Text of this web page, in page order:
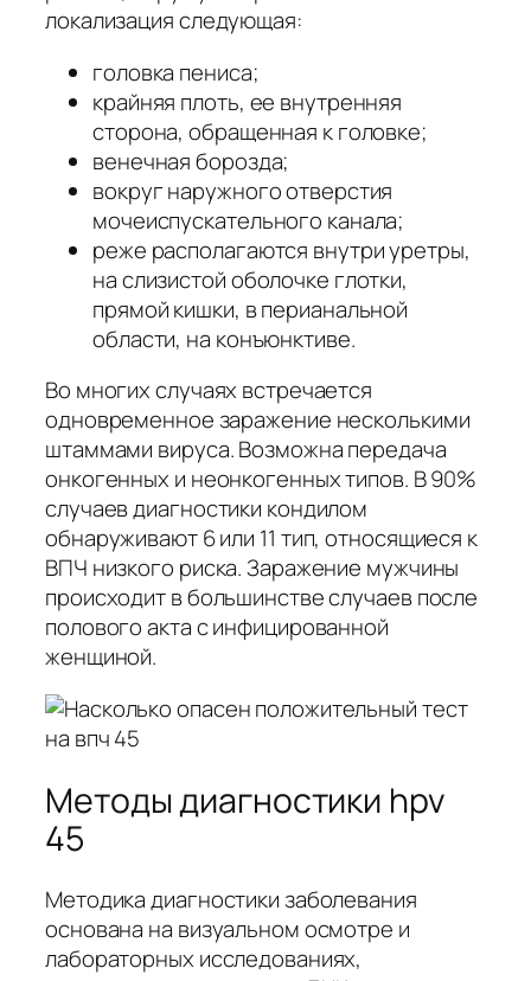
локализация следующая:
головка пениса;
крайняя плоть, ее внутренняя
сторона, обращенная к головке;
венечная борозда;
вокруг наружного отверстия
мочеиспускательного канала;
реже располагаются внутри уретры,
на слизистой оболочке глотки,
прямой кишки, в перианальной
области, на конъюнктиве.
Во многих случаях встречается
одновременное заражение несколькими
штаммами вируса. Возможна передача
онкогенных и неонкогенных типов. В 90%
случаев диагностики кондилом
обнаруживают 6 или 11 тип, относящиеся к
ВПЧ низкого риска. Заражение мужчины
происходит в большинстве случаев после
полового акта с инфицированной
женщиной.
Методы диагностики hpv
45
Методика диагностики заболевания
основана на визуальном осмотре и
лабораторных исследованиях,